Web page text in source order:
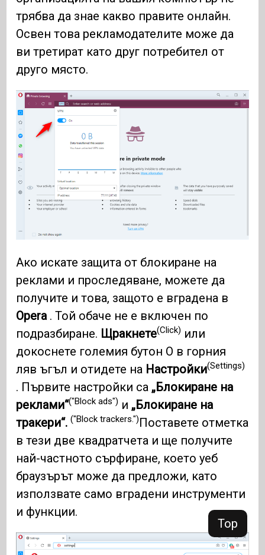
Top
трябва да знае какво правите онлайн.
Освен това рекламодателите може да
ви третират като друг потребител от
друго място.
Ако искате защита от блокиране на
реклами и проследяване, можете да
получите и това, защото е вградена в
Opera . Той обаче не е включен по
подразбиране. Щракнете(Click) или
докоснете големия бутон O в горния
ляв ъгъл и отидете на Настройки(Settings)
. Първите настройки са „Блокиране на
реклами“("Block ads") и „Блокиране на
тракери“.("Block trackers.")Поставете отметка
в тези две квадратчета и ще получите
най-частното сърфиране, което уеб
браузърът може да предложи, като
използвате само вградени инструменти
и функции.